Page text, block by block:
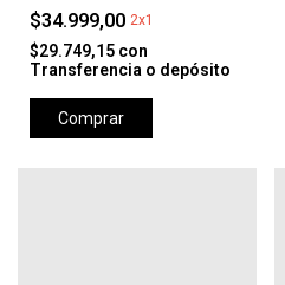
$34.999,00 2x1
$29.749,15 con
Transferencia o depósito
Comprar